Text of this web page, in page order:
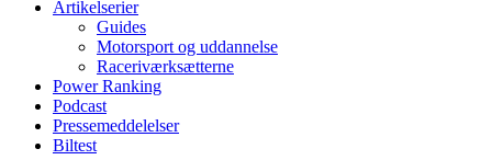
Artikelserier
Guides
Motorsport og uddannelse
Raceriværksætterne
Power Ranking
Podcast
Pressemeddelelser
Biltest